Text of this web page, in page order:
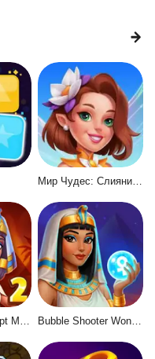
Мир Чудес: Слияние и Магия
Wonders of Egypt Match 2 Bubble Shooter Wonders of Egypt